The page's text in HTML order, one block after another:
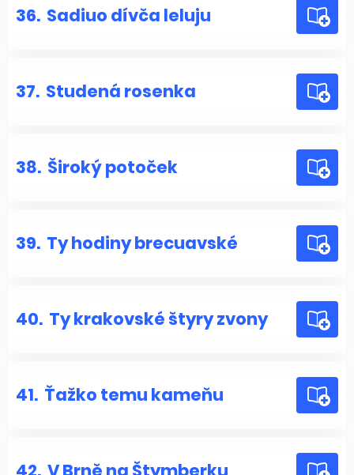
36. Sadiuo dívča leluju
37. Studená rosenka
38. Široký potoček
39. Ty hodiny brecuavské
40. Ty krakovské štyry zvony
41. Ťažko temu kameňu